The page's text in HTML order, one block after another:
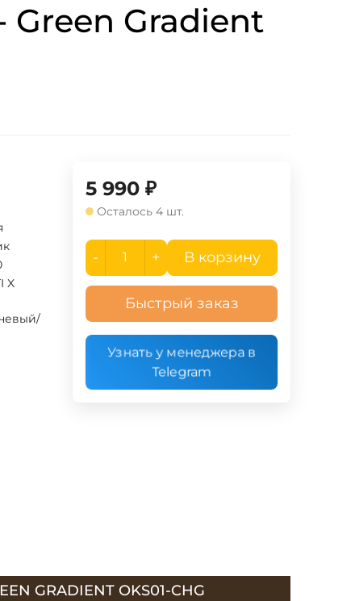
Gradient
X
5 990 ₽
Осталось 4 шт.
- + В корзину
Быстрый заказ
Узнать у менеджера в
Telegram
GRADIENT OKS01-CHG